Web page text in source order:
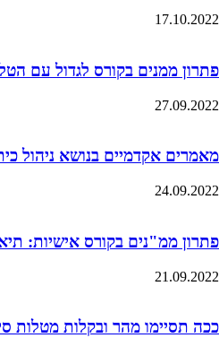
17.10.2022
פתרון ממנים בקורס לגדול עם
27.09.2022
מאמרים אקדמיים בנושא ניהול
24.09.2022
פתרון ממ"נים בקורס אישיות:
21.09.2022
ככה תסיימו מהר ובקלות מטלות